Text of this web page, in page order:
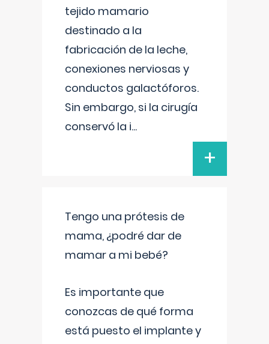
tejido mamario
destinado a la
fabricación de la leche,
conexiones nerviosas y
conductos galactóforos.
Sin embargo, si la cirugía
conservó la i...
+
Tengo una prótesis de
mama, ¿podré dar de
mamar a mi bebé?
Es importante que
conozcas de qué forma
está puesto el implante y